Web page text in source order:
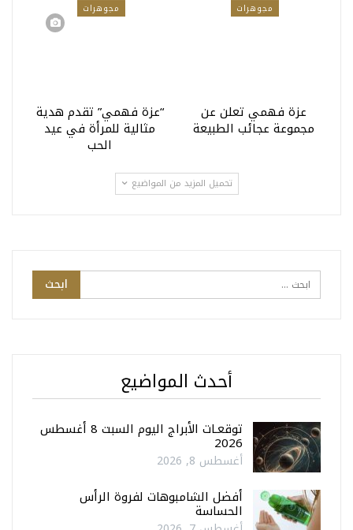
مجوهرات
عزة فهمي تعلن عن
مجموعة عجائب الطبيعة
مجوهرات
“عزة فهمي” تقدم هدية
مثالية للمرأة في عيد
الحب
تحميل المزيد من المواضيع
أحدث المواضيع
توقعـات الأبراج اليوم السبت 8 أغسطس
2026
أغسطس 8, 2026
أفضل الشامبوهات لفروة الرأس
الحساسة